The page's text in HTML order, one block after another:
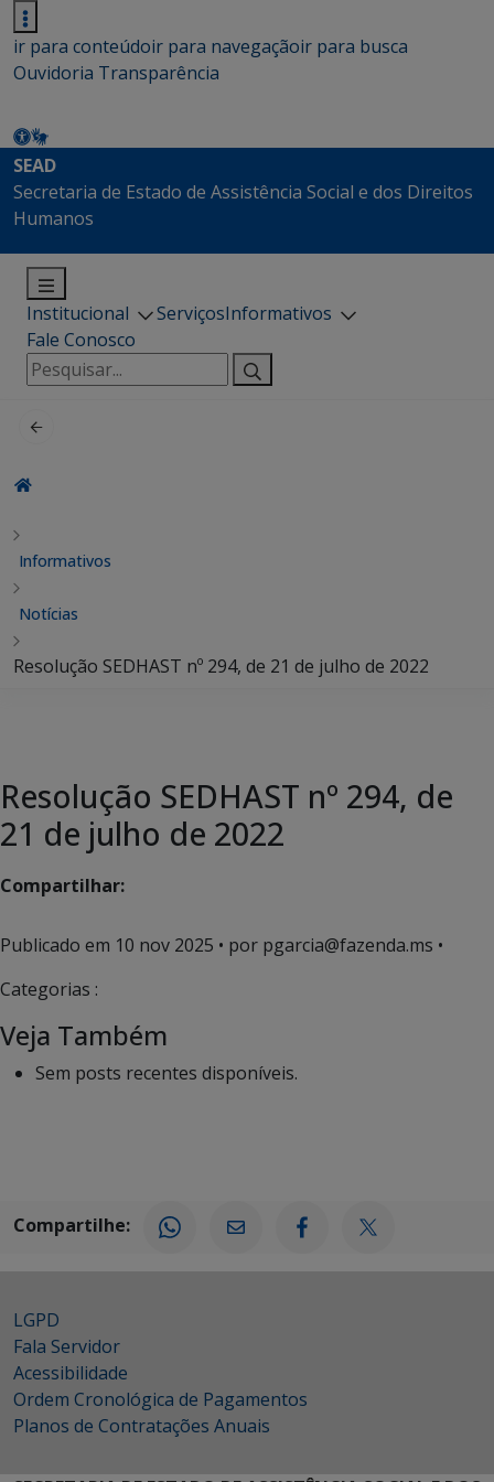
ir para conteúdoir para navegaçãoir para busca
Ouvidoria Transparência
SEAD
Secretaria de Estado de Assistência Social e dos Direitos
Humanos
Institucional ServiçosInformativos
Fale Conosco
Pesquisar
por:
Informativos
Notícias
Resolução SEDHAST nº 294, de 21 de julho de 2022
Resolução SEDHAST nº 294, de
21 de julho de 2022
Compartilhar:
Publicado em 10 nov 2025 • por pgarcia@fazenda.ms •
Categorias :
Veja Também
Sem posts recentes disponíveis.
Compartilhe:
LGPD
Fala Servidor
Acessibilidade
Ordem Cronológica de Pagamentos
Planos de Contratações Anuais